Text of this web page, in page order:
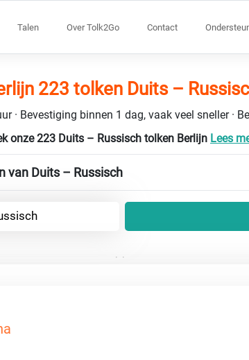
Talen Over Tolk2Go Contact
223 tolken Duits –
· Bevestiging binnen 1 dag, vaak veel sneller ·
onze 223 Duits – Russisch tolken Berlijn Lees
van Duits – Russisch